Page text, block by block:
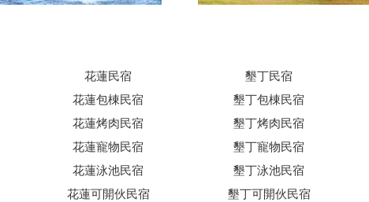
花蓮民宿
花蓮包棟民宿
花蓮烤肉民宿
花蓮寵物民宿
花蓮泳池民宿
花蓮可開伙民宿
墾丁民宿
墾丁包棟民宿
墾丁烤肉民宿
墾丁寵物民宿
墾丁泳池民宿
墾丁可開伙民宿